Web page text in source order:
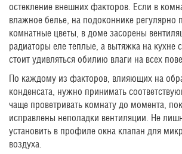
остекление внешних факторов. Если в
влажное белье, на подоконнике регулярно
комнатные цветы, в доме засорены
радиаторы еле теплые, а вытяжка на кухне
стоит удивляться обилию влаги на всех
По каждому из факторов, влияющих на
конденсата, нужно принимать
чаще проветривать комнату до момента,
исправлены неполадки вентиляции. Не
установить в профиле окна клапан для
воздуха.